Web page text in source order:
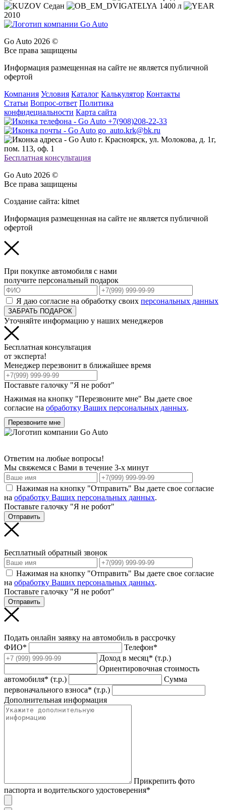
Седан
1400 л
2010
Go Auto 2026 ©
Все права защищены
Информация размещенная на сайте не является публичной
офертой
Компания Условия Каталог Калькулятор Контакты
Статьи Вопрос-ответ Политика
конфидециальности Карта сайта
+7(908)208-22-33
go_auto.krk@bk.ru
г. Красноярск, ул. Молокова, д. 1г,
пом. 113, оф. 1
Бесплатная консультация
Go Auto 2026 ©
Все права защищены
Создание сайта: kitnet
Информация размещенная на сайте не является публичной
офертой
При покупке автомобиля с нами
получите персональный подарок
Я даю согласие на обработку своих персональных данных
ЗАБРАТЬ ПОДАРОК
Уточняйте информацию у наших менеджеров
Бесплатная консультация
от эксперта!
Менеджер перезвонит в ближайшее время
Поставьте галочку "Я не робот"
Нажимая на кнопку "Перезвоните мне" Вы даете свое
согласие на обработку Ваших персональных данных.
Перезвоните мне
Ответим на любые вопросы!
Мы свяжемся с Вами в течение 3-х минут
Нажимая на кнопку "Отправить" Вы даете свое согласие
на обработку Ваших персональных данных.
Поставьте галочку "Я не робот"
Отправить
Бесплатный обратный звонок
Нажимая на кнопку "Отправить" Вы даете свое согласие
на обработку Ваших персональных данных.
Поставьте галочку "Я не робот"
Отправить
Подать онлайн заявку на автомобиль в рассрочку
ФИО*
Телефон*
Доход в месяц* (т.р.)
Ориентировочная стоимость
автомобиля* (т.р.)
Сумма
первоначального взноса* (т.р.)
Дополнительная информация
Прикрепить фото
паспорта и водительского удостоверения*